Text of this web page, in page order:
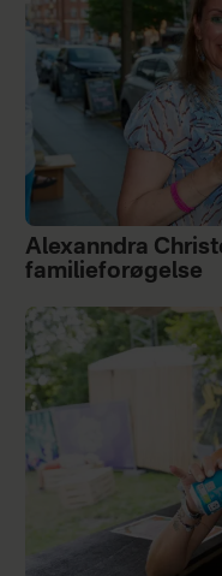
Alexanndra
familieforøgelse